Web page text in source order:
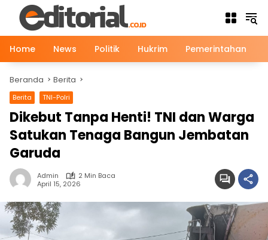
Langsung
konten
Home
News Politik Hukrim Pemerintahan
Beranda Berita
Berita TNI-Polri
Dikebut Tanpa Henti! TNI dan Warga
Satukan Tenaga Bangun Jembatan
Garuda
Admin
2 Min Baca
April 15, 2026